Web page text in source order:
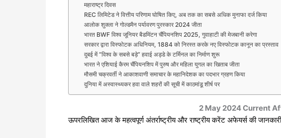
महाराष्ट्र दिवस
REC लिमिटेड ने वित्तीय परिणाम घोषित किए, अब तक का सबसे अधिक मुनाफा दर्ज किया
आलोक शुक्ला ने गोल्डमैन पर्यावरण पुरस्कार 2024 जीता
भारत BWF विश्व जूनियर बैडमिंटन चैंपियनशिप 2025, गुवाहाटी की मेजबानी करेगा
सरकार द्वारा विस्फोटक अधिनियम, 1884 को निरस्त करके नए विस्फोटक कानून का प्रस्ताव
दुबई में “विश्व के सबसे बड़े” हवाई अड्डे के टर्मिनल का निर्माण शुरू
भारत ने एशियाई कैरम चैंपियनशिप में पुरुष और महिला युगल का खिताब जीता
मौसमी चक्रवर्ती ने आकाशवाणी समाचार के महानिदेशक का पदभार ग्रहण किया
दुनिया में अस्वास्थ्यकर हवा वाले शहरों की सूची में काठमांडू शीर्ष पर
2 May 2024Current
ऊपरलिखित आज के महत्वपूर्ण अंतर्राष्ट्रीय और राष्ट्रीय करेंट अफेयर्स की